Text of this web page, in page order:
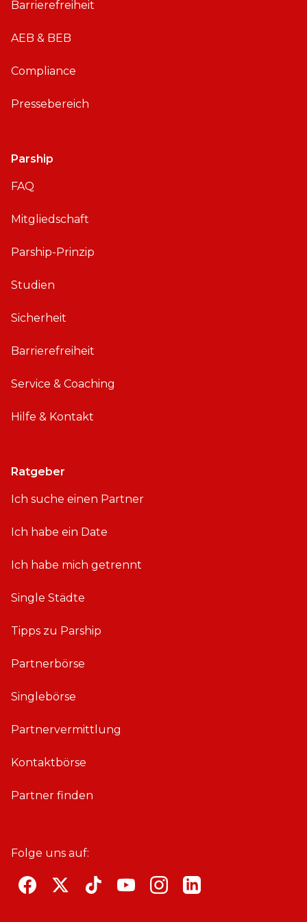
Barrierefreiheit
AEB & BEB
Compliance
Pressebereich
Parship
FAQ
Mitgliedschaft
Parship-Prinzip
Studien
Sicherheit
Barrierefreiheit
Service & Coaching
Hilfe & Kontakt
Ratgeber
Ich suche einen Partner
Ich habe ein Date
Ich habe mich getrennt
Single Städte
Tipps zu Parship
Partnerbörse
Singlebörse
Partnervermittlung
Kontaktbörse
Partner finden
Folge uns auf:
F
T
T
Y
i
L